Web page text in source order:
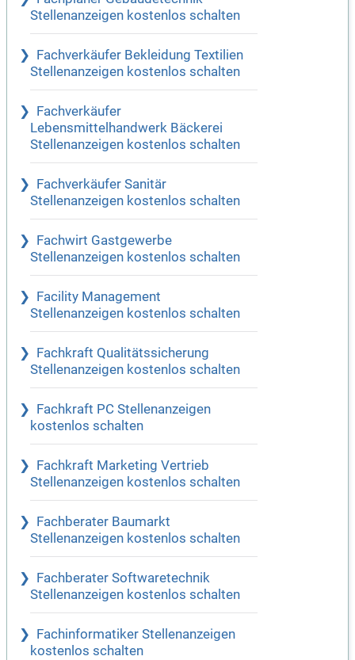
Stellenanzeigen kostenlos schalten
Fachverkäufer Bekleidung Textilien
Stellenanzeigen kostenlos schalten
Fachverkäufer
Lebensmittelhandwerk Bäckerei
Stellenanzeigen kostenlos schalten
Fachverkäufer Sanitär
Stellenanzeigen kostenlos schalten
Fachwirt Gastgewerbe
Stellenanzeigen kostenlos schalten
Facility Management
Stellenanzeigen kostenlos schalten
Fachkraft Qualitätssicherung
Stellenanzeigen kostenlos schalten
Fachkraft PC Stellenanzeigen
kostenlos schalten
Fachkraft Marketing Vertrieb
Stellenanzeigen kostenlos schalten
Fachberater Baumarkt
Stellenanzeigen kostenlos schalten
Fachberater Softwaretechnik
Stellenanzeigen kostenlos schalten
Fachinformatiker Stellenanzeigen
kostenlos schalten